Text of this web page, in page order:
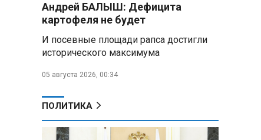
Андрей БАЛЫШ: Дефицита
картофеля не будет
И посевные площади рапса достигли
исторического максимума
05 августа 2026, 00:34
ПОЛИТИКА